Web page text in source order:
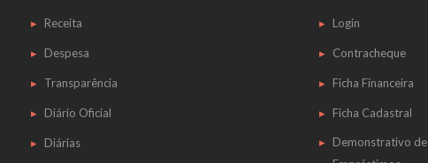
Receita
Despesa
Transparência
Diário Oficial
Diárias
Login
Contracheque
Ficha Financeira
Ficha Cadastral
Demonstrativo de